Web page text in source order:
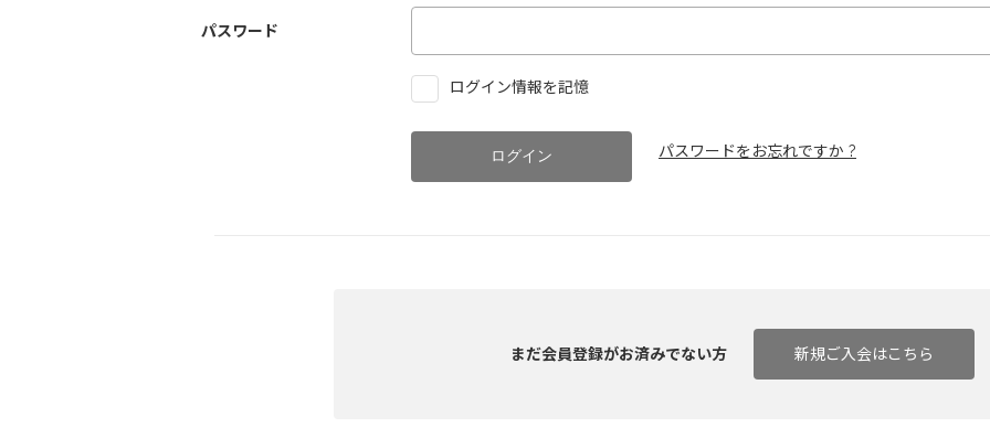
パスワード
ログイン情報を記憶
パスワードをお忘れですか ?
まだ会員登録がお済みでない方 新規ご入会はこちら